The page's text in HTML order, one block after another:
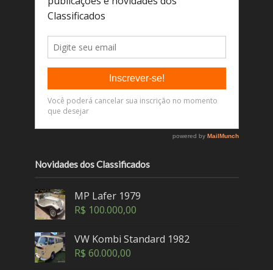
Novidades dos Classificados
MP Lafer 1979
R$ 100.000,00
VW Kombi Standard 1982
R$ 60.000,00